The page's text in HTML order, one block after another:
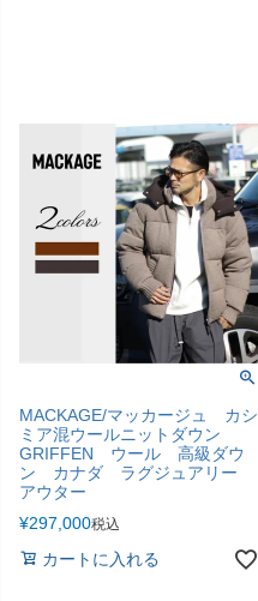
MACKAGE/マッカージュ カシ
ミア混ウールニットダウン
GRIFFEN ウール 高級ダウ
ン カナダ ラグジュアリー
アウター
¥297,000税込
カートに入れる